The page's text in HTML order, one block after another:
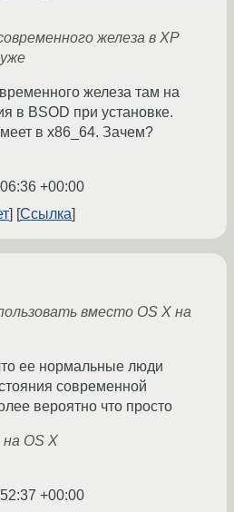
железа в ХР
железа там на
в BSOD при установке.
в x86_64. Зачем?
+00:00
Ссылка
вместо OS X на
ее нормальные люди
современной
вероятно что просто
OS X
+00:00